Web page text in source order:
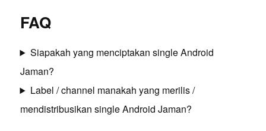
FAQ
Siapakah yang menciptakan single Android
Jaman?
Label / channel manakah yang merilis /
mendistribusikan single Android Jaman?